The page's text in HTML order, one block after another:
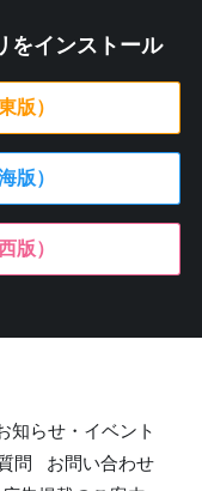
をインストール
版）
版）
版）
知らせ・イベント
問
お問い合わせ